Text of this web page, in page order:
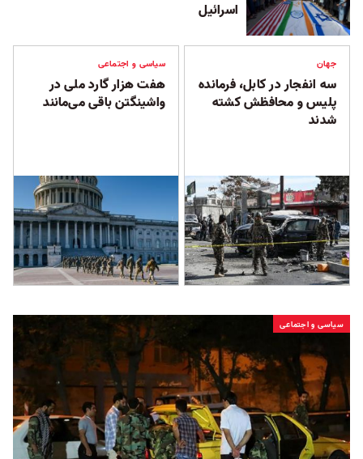
اسرائیل
جهان
سه انفجار در کابل، فرمانده
پلیس و محافظش کشته
شدند
سیاسی و اجتماعی
هفت هزار گارد ملی در
واشینگتن باقی می‌مانند
سیاسی و اجتماعی